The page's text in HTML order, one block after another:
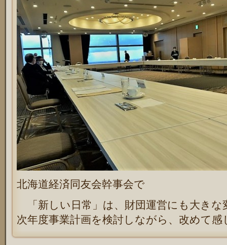
北海道経済同友会幹事会で
「新しい日常」は、財団運営にも大きな
次年度事業計画を検討しながら、改めて感